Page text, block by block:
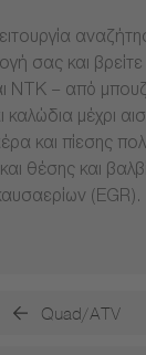
σας και
NTK – από
καλώδια μέχρι
και πίεσης
θέσης και
(EGR).
Quad/ATV